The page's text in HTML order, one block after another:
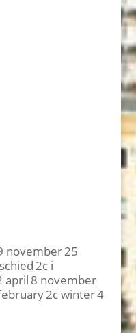
november25
2c i
april 8 november
2c winter4